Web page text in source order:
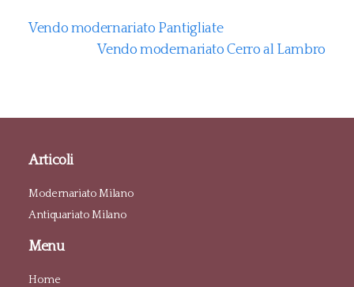
Vendo modernariato Pantigliate
Vendo modernariato Cerro al Lambro
Articoli
Modernariato Milano
Antiquariato Milano
Menu
Home